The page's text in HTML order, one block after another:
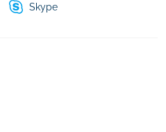
Skype